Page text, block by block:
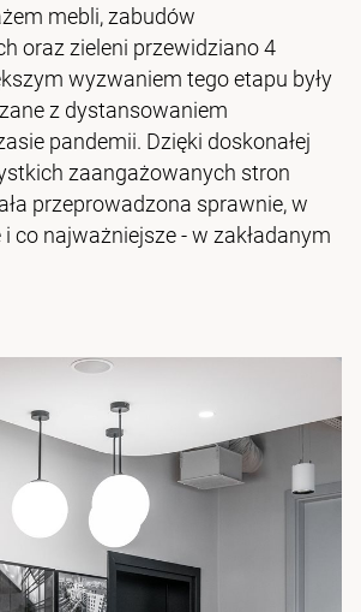
mebli, zabudów
oraz zieleni przewidziano 4
wyzwaniem tego etapu były
z dystansowaniem
pandemii. Dzięki doskonałej
zaangażowanych stron
przeprowadzona sprawnie, w
co najważniejsze - w zakładanym